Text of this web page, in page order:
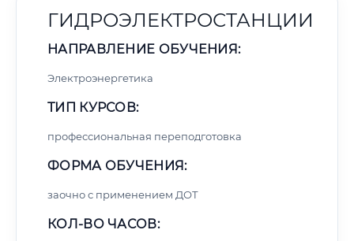
ГИДРОЭЛЕКТРОСТАНЦИИ
НАПРАВЛЕНИЕ ОБУЧЕНИЯ:
Электроэнергетика
ТИП КУРСОВ:
профессиональная переподготовка
ФОРМА ОБУЧЕНИЯ:
заочно с применением ДОТ
КОЛ-ВО ЧАСОВ: